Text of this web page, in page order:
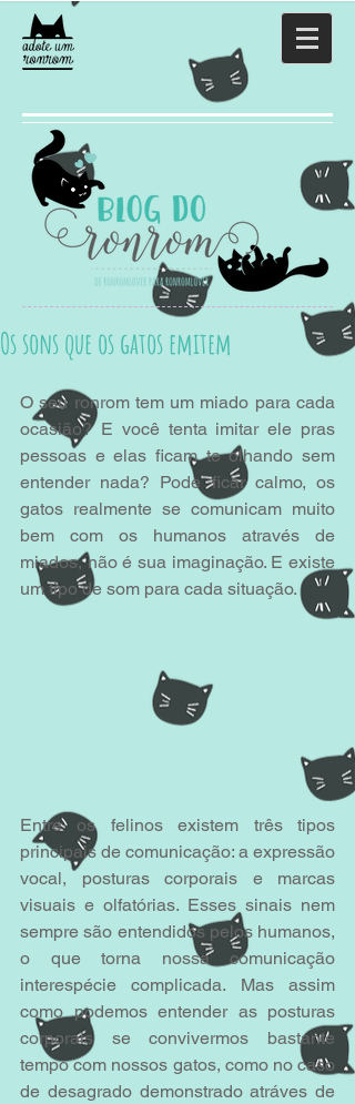
Os sons que os gatos emitem
O seu ronrom tem um miado para cada
ocasião? E você tenta imitar ele pras
pessoas e elas ficam te olhando sem
entender nada? Pode ficar calmo, os
gatos realmente se comunicam muito
bem com os humanos através de
miados, não é sua imaginação. E existe
um tipo de som para cada situação.
Entre os felinos existem três tipos
principais de comunicação: a expressão
vocal, posturas corporais e marcas
visuais e olfatórias. Esses sinais nem
sempre são entendidos pelos humanos,
o que torna nossa comunicação
interespécie complicada. Mas assim
como podemos entender as posturas
corporais se convivermos bastante
tempo com nossos gatos, como no caso
de desagrado demonstrado atráves de